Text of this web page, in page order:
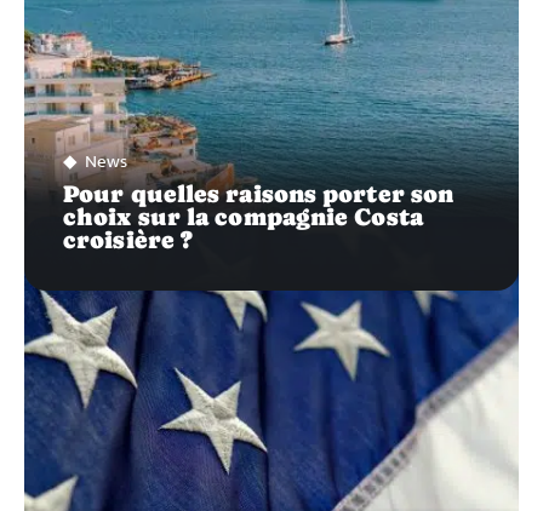
News
Pour quelles raisons porter son
choix sur la compagnie Costa
croisière ?